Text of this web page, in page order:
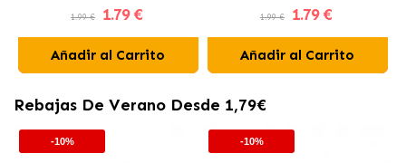
1.99 € 1.79 €
Añadir al Carrito
1.99 € 1.79 €
Añadir al Carrito
Rebajas De Verano Desde 1,79€
-10% -10%